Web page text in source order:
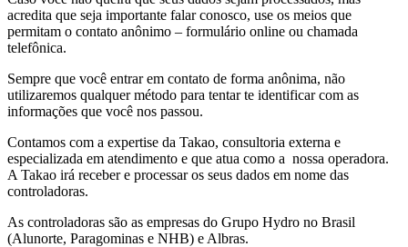
acredita que seja importante falar conosco, use os meios que
permitam o contato anônimo – formulário online ou chamada
telefônica.
Sempre que você entrar em contato de forma anônima, não
utilizaremos qualquer método para tentar te identificar com as
informações que você nos passou.
Contamos com a expertise da Takao, consultoria externa e
especializada em atendimento e que atua como a nossa operadora.
A Takao irá receber e processar os seus dados em nome das
controladoras.
As controladoras são as empresas do Grupo Hydro no Brasil
(Alunorte, Paragominas e NHB) e Albras.